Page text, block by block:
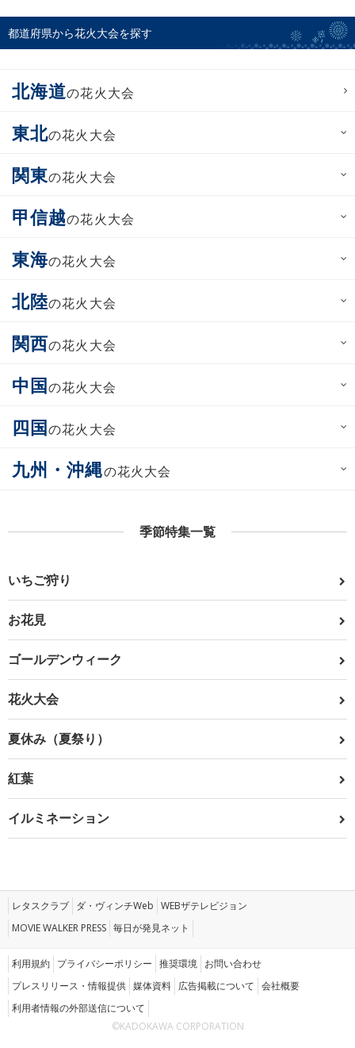
都道府県から花火大会を探す
北海道の花火大会
東北の花火大会
関東の花火大会
甲信越の花火大会
東海の花火大会
北陸の花火大会
関西の花火大会
中国の花火大会
四国の花火大会
九州・沖縄の花火大会
季節特集一覧
いちご狩り
お花見
ゴールデンウィーク
花火大会
夏休み（夏祭り）
紅葉
イルミネーション
レタスクラブ ダ・ヴィンチWeb WEBザテレビジョン
MOVIE WALKER PRESS 毎日が発見ネット
利用規約 プライバシーポリシー 推奨環境 お問い合わせ
プレスリリース・情報提供 媒体資料 広告掲載について 会社概要
利用者情報の外部送信について
©KADOKAWA CORPORATION